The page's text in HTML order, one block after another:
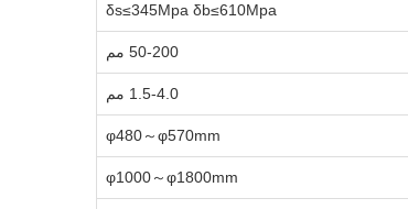
δs≤345Mpa δb≤610Mpa
50-200 مم
1.5-4.0 مم
φ480～φ570mm
φ1000～φ1800mm